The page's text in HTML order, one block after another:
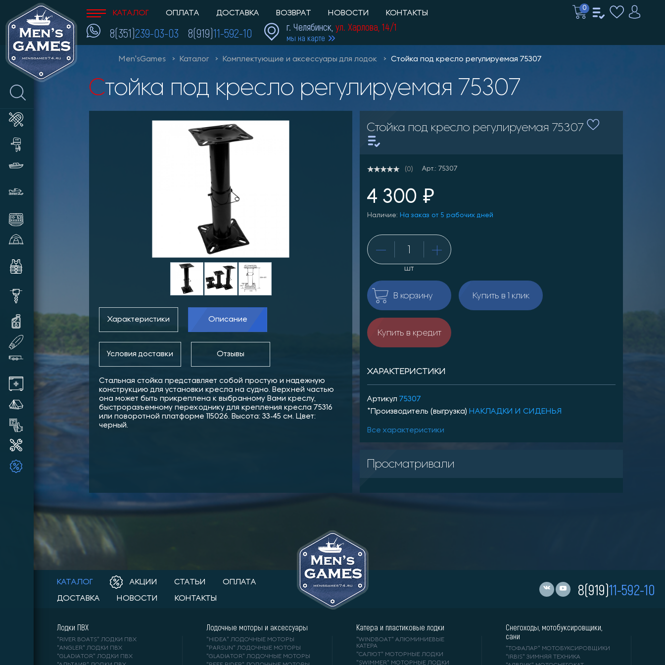
КАТАЛОГ ОПЛАТА ДОСТАВКА ВОЗВРАТ НОВОСТИ КОНТАКТЫ
0
8(351)239-03-03 8(919)11-592-10 г. Челябинск, ул. Харлова, 14/1
мы на карте
Men'sGames Каталог Комплектующие и аксессуары для лодок Стойка под кресло регулируемая 75307
Стойка под кресло регулируемая 75307
Характеристики Описание
Условия доставки Отзывы
Стальная стойка представляет собой простую и надежную
конструкцию для установки кресла на судно. Верхней частью
она может быть прикреплена к выбранному Вами креслу,
быстроразъемному переходнику для крепления кресла 75316
или поворотной платформе 115026. Высота: 33-45 см. Цвет:
черный.
Стойка под кресло регулируемая 75307
(0) Арт.: 75307
4 300 ₽
Наличие: На заказ от 5 рабочих дней
шт
В корзину Купить в 1 клик
Купить в кредит
ХАРАКТЕРИСТИКИ
Артикул 75307
*Производитель (выгрузка) НАКЛАДКИ И СИДЕНЬЯ
Все характеристики
Просматривали
КАТАЛОГ АКЦИИ СТАТЬИ ОПЛАТА
ДОСТАВКА НОВОСТИ КОНТАКТЫ
8(919)11-592-10
Лодки ПВХ
"RIVER BOATS" ЛОДКИ ПВХ
"ANGLER" ЛОДКИ ПВХ
"GLADIATOR" ЛОДКИ ПВХ
Лодочные моторы и аксессуары
"HIDEA" ЛОДОЧНЫЕ МОТОРЫ
"PARSUN" ЛОДОЧНЫЕ МОТОРЫ
"GLADIATOR" ЛОДОЧНЫЕ МОТОРЫ
Катера и пластиковые лодки
"WINDBOAT" АЛЮМИНИЕВЫЕ
КАТЕРА
"САЛЮТ" МОТОРНЫЕ ЛОДКИ
"SWIMMER" МОТОРНЫЕ ЛОДКИ
Снегоходы, мотобуксировщики,
сани
"ТОФАЛАР" МОТОБУКСИРОВЩИКИ
"IRBIS" ЗИМНЯЯ ТЕХНИКА
Масла и смазки для техники
Прицепы лодочные
Автохолодильники
Товары бывшие в употреблении
ТОВАРЫ ПО АКЦИИ!!